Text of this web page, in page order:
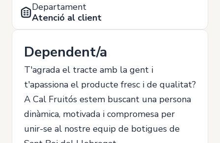
Departament
Atenció al client
Dependent/a
T'agrada el tracte amb la gent i
t'apassiona el producte fresc i de qualitat?
A Cal Fruitós estem buscant una persona
dinàmica, motivada i compromesa per
unir-se al nostre equip de botigues de